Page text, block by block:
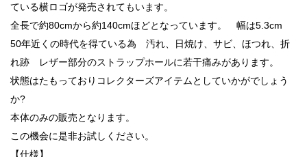
ている横ロゴが発売されてもいます。
全長で約80cmから約140cmほどとなっています。 幅は5.3cm
50年近くの時代を得ている為 汚れ、日焼け、サビ、ほつれ、折
れ跡 レザー部分のストラップホールに若干痛みがあります。
状態はたもっておりコレクターズアイテムとしていかがでしょう
か?
本体のみの販売となります。
この機会に是非お試しください。
【仕様】